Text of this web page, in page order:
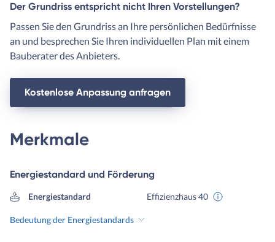
Der Grundriss entspricht nicht Ihren Vorstellungen?
Passen Sie den Grundriss an Ihre persönlichen Bedürfnisse
an und besprechen Sie Ihren individuellen Plan mit einem
Bauberater des Anbieters.
Kostenlose Anpassung anfragen
Merkmale
Energiestandard und Förderung
Energiestandard Effizienzhaus 40
Bedeutung der Energiestandards